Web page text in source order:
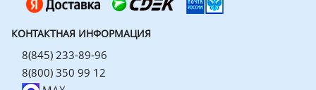
КОНТАКТНАЯ ИНФОРМАЦИЯ
8(845) 233-89-96
8(800) 350 99 12